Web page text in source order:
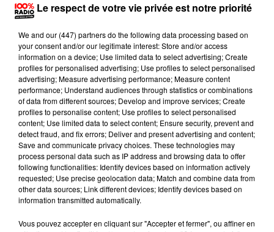
Lecture (3 min 56 sec)
100%
100% Radio les infos du grand Toulouse
Le respect de votre vie privée est notre priorité
We and our (447) partnersdo the following data processing based on
your consent and/or our legitimate interest: Store and/or access
information on a device; Use limited data to select advertising; Create
profiles for personalised advertising; Use profiles to select personalised
advertising; Measure advertising performance; Measure content
performance; Understand audiences through statistics or combinations
of data from different sources; Develop and improve services; Create
profiles to personalise content; Use profiles to select personalised
content; Use limited data to select content; Ensure security, prevent and
detect fraud, and fix errors; Deliver and present advertising and content;
Save and communicate privacy choices. These technologies may
process personal data such as IP address and browsing data to offer
following functionalities: Identify devices based on information actively
requested; Use precise geolocation data; Match and combine data from
other data sources; Link different devices; Identify devices based on
information transmitted automatically.
Vous pouvez accepter en cliquant sur "Accepter et fermer", ou affiner en